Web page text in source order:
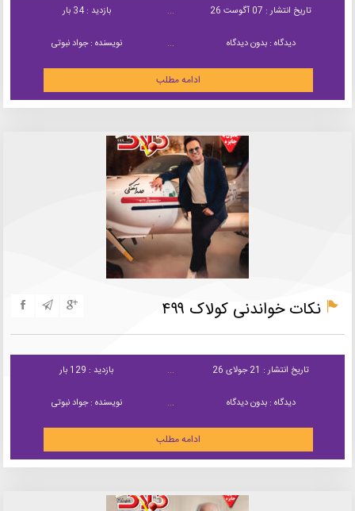
تاریخ انتشار : 07 آگوست 26 بازدید : 34 بار
دیدگاه : بدون دیدگاه نویسنده : جواد نبوتی
ادامه مطلب
نکات خواندنی کولاک ۴۹۹
تاریخ انتشار : 21 جولای 26 بازدید : 129 بار
دیدگاه : بدون دیدگاه نویسنده : جواد نبوتی
ادامه مطلب